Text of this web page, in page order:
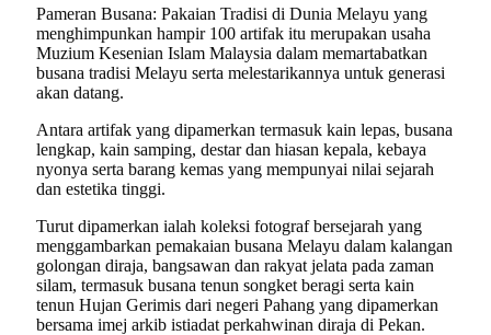
Pameran Busana: Pakaian Tradisi di Dunia Melayu yang
menghimpunkan hampir 100 artifak itu merupakan usaha
Muzium Kesenian Islam Malaysia dalam memartabatkan
busana tradisi Melayu serta melestarikannya untuk generasi
akan datang.
Antara artifak yang dipamerkan termasuk kain lepas, busana
lengkap, kain samping, destar dan hiasan kepala, kebaya
nyonya serta barang kemas yang mempunyai nilai sejarah
dan estetika tinggi.
Turut dipamerkan ialah koleksi fotograf bersejarah yang
menggambarkan pemakaian busana Melayu dalam kalangan
golongan diraja, bangsawan dan rakyat jelata pada zaman
silam, termasuk busana tenun songket beragi serta kain
tenun Hujan Gerimis dari negeri Pahang yang dipamerkan
bersama imej arkib istiadat perkahwinan diraja di Pekan.